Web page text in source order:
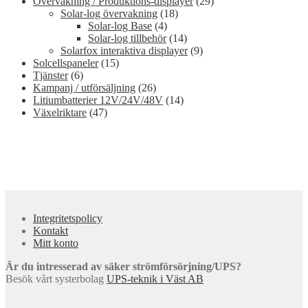
Solar-log övervakning (18)
Solar-log Base (4)
Solar-log tillbehör (14)
Solarfox interaktiva displayer (9)
Solcellspaneler (15)
Tjänster (6)
Kampanj / utförsäljning (26)
Litiumbatterier 12V/24V/48V (14)
Växelriktare (47)
Integritetspolicy
Kontakt
Mitt konto
Är du intresserad av säker strömförsörjning/UPS?
Besök vårt systerbolag UPS-teknik i Väst AB